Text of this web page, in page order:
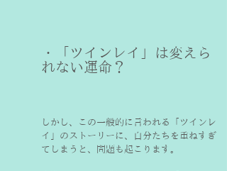
・「ツインレイ」は変えら
れない運命？
しかし、この一般的に言われる「ツインレ
イ」のストーリーに、自分たちを重ねすぎ
てしまうと、問題も起こります。